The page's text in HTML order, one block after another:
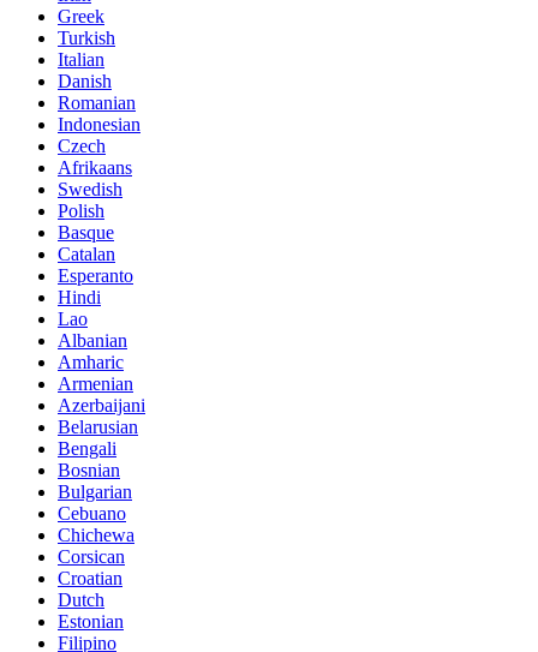
Greek
Turkish
Italian
Danish
Romanian
Indonesian
Czech
Afrikaans
Swedish
Polish
Basque
Catalan
Esperanto
Hindi
Lao
Albanian
Amharic
Armenian
Azerbaijani
Belarusian
Bengali
Bosnian
Bulgarian
Cebuano
Chichewa
Corsican
Croatian
Dutch
Estonian
Filipino